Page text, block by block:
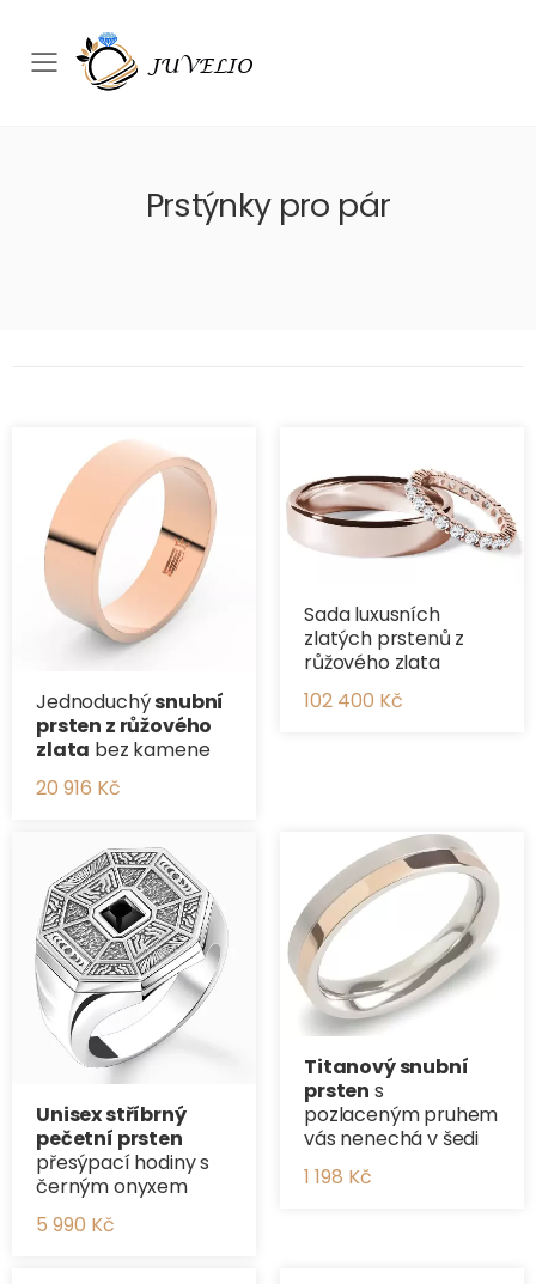
Přepínač mobilního menu
Prstýnky pro pár
Jednoduchýsnubní
prsten z růžového
zlata bez kamene
20 916 Kč
Sada luxusních
zlatých prstenů z
růžového zlata
102 400 Kč
Unisex stříbrný
pečetní prsten
přesýpací hodiny s
černým onyxem
5 990 Kč
Titanový snubní
prsten s
pozlaceným pruhem
vás nenechá v šedi
1 198 Kč